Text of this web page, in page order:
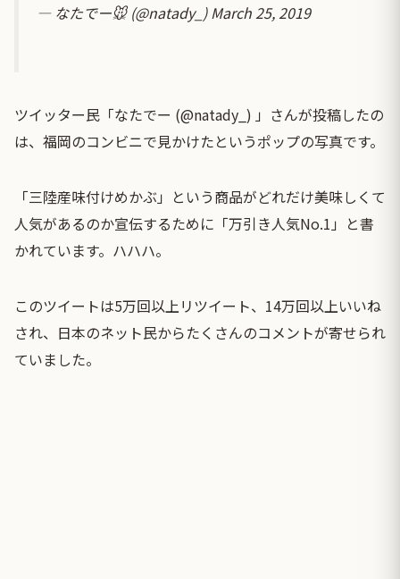
— なたでー🐭 (@natady_)March 25, 2019
ツイッター民「なたでー (@natady_) 」さんが投稿したの
は、福岡のコンビニで見かけたというポップの写真です。
「三陸産味付けめかぶ」という商品がどれだけ美味しくて
人気があるのか宣伝するために「万引き人気No.1」と書
かれています。ハハハ。
このツイートは5万回以上リツイート、14万回以上いいね
され、日本のネット民からたくさんのコメントが寄せられ
ていました。